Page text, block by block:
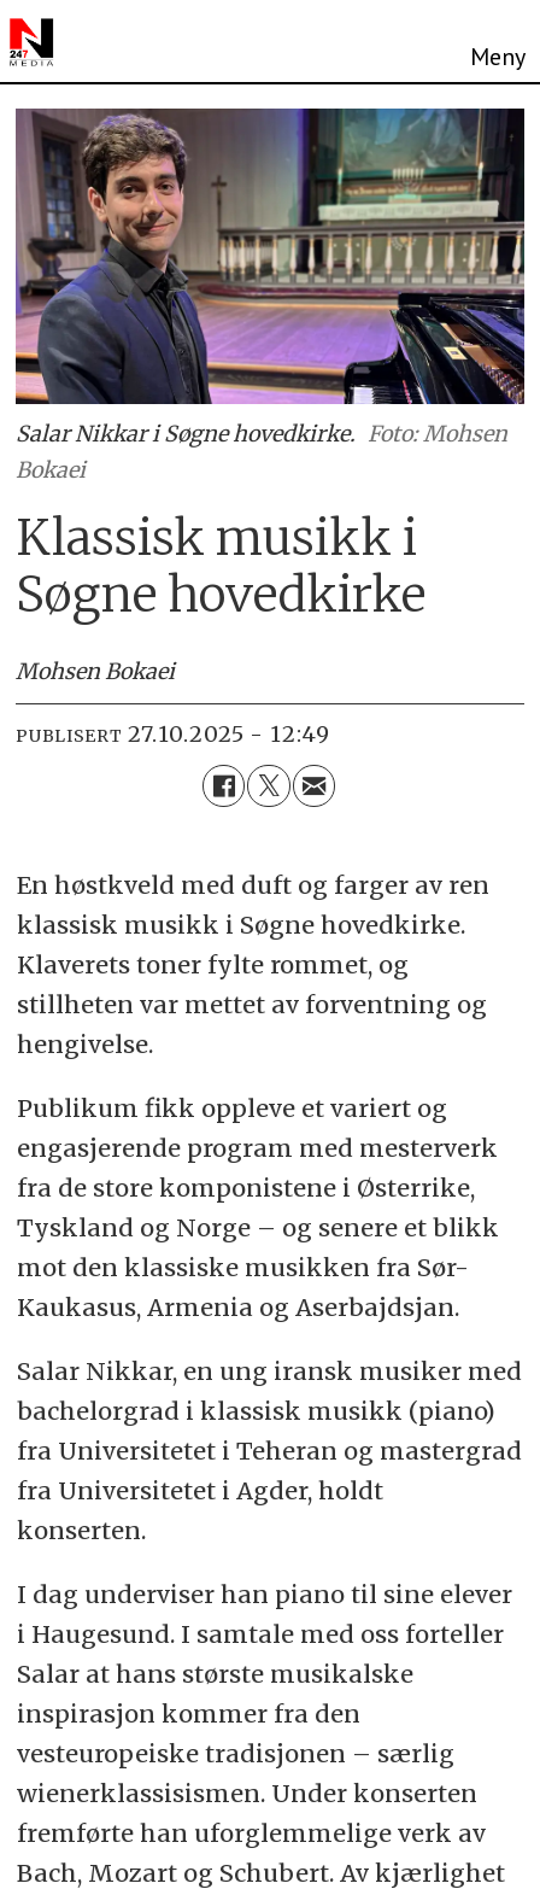
Salar Nikkar i Søgne hovedkirke. Foto: Mohsen
Bokaei
Klassisk musikk i
Søgne hovedkirke
Mohsen Bokaei
PUBLISERT 27.10.2025 - 12:49
En høstkveld med duft og farger av ren
klassisk musikk i Søgne hovedkirke.
Klaverets toner fylte rommet, og
stillheten var mettet av forventning og
hengivelse.
Publikum fikk oppleve et variert og
engasjerende program med mesterverk
fra de store komponistene i Østerrike,
Tyskland og Norge – og senere et blikk
mot den klassiske musikken fra Sør-
Kaukasus, Armenia og Aserbajdsjan.
Salar Nikkar, en ung iransk musiker med
bachelorgrad i klassisk musikk (piano)
fra Universitetet i Teheran og mastergrad
fra Universitetet i Agder, holdt
konserten.
I dag underviser han piano til sine elever
i Haugesund. I samtale med oss forteller
Salar at hans største musikalske
inspirasjon kommer fra den
vesteuropeiske tradisjonen – særlig
wienerklassisismen. Under konserten
fremførte han uforglemmelige verk av
Bach, Mozart og Schubert. Av kjærlighet